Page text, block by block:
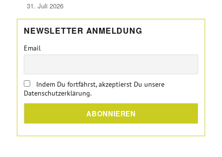
31. Juli 2026
NEWSLETTER ANMELDUNG
Email
Indem Du fortfährst, akzeptierst Du unsere
Datenschutzerklärung.